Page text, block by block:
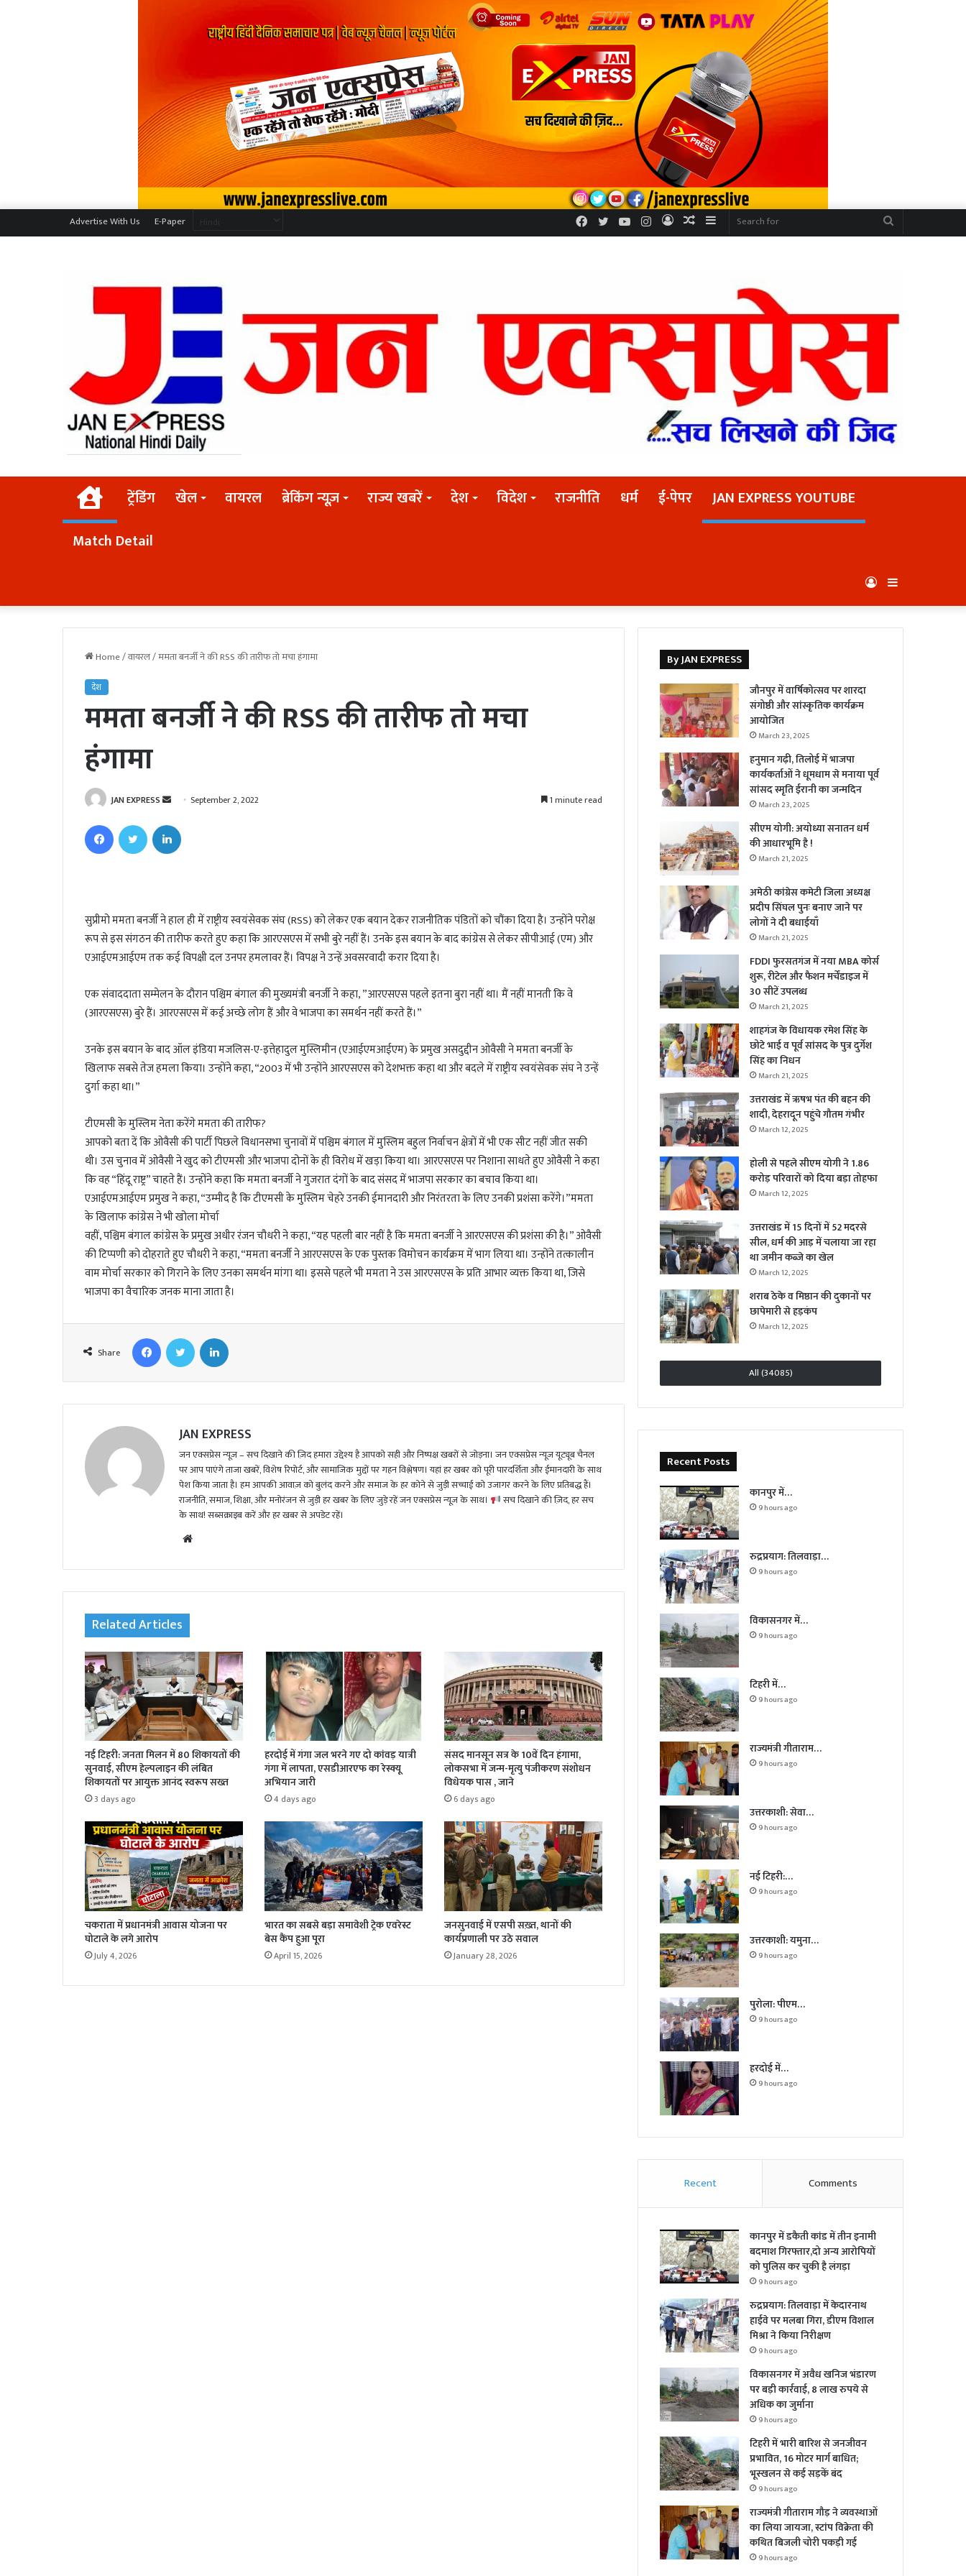
Advertise With Us E-Paper Sidebar
Random
Log
Instagram
YouTube
Twitter
Facebook
Homeट्रेंडिंग खेल वायरल ब्रेकिंग न्यूज़ राज्य खबरें देश विदेश राजनीति धर्म ई-पेपर
JAN EXPRESS YOUTUBE
Match Detail
Log
In
Home/वायरल/ममता बनर्जी ने की RSS की तारीफ तो मचा हंगामा
देश
ममता बनर्जी ने की RSS की तारीफ तो मचा
हंगामा
JAN EXPRESS
d
m
a
i
September 2, 2022 1 minute read
सुप्रीमो ममता बनर्जी ने हाल ही में राष्ट्रीय स्वयंसेवक संघ (RSS) को लेकर एक बयान देकर राजनीतिक पंडितों को चौंका दिया है। उन्होंने परोक्ष
रूप से इस संगठन की तारीफ करते हुए कहा कि आरएसएस में सभी बुरे नहीं हैं। उनके इस बयान के बाद कांग्रेस से लेकर सीपीआई (एम) और
एआईएमआईएम तक कई विपक्षी दल उनपर हमलावर हैं। विपक्ष ने उन्हें अवसरवादी करार दिया है।
एक संवाददाता सम्मेलन के दौरान पश्चिम बंगाल की मुख्यमंत्री बनर्जी ने कहा, ”आरएसएस पहले इतना बुरा नहीं था। मैं नहीं मानती कि वे
(आरएसएस) बुरे हैं। आरएसएस में कई अच्छे लोग हैं और वे भाजपा का समर्थन नहीं करते हैं।”
उनके इस बयान के बाद ऑल इंडिया मजलिस-ए-इत्तेहादुल मुस्लिमीन (एआईएमआईएम) के प्रमुख असदुद्दीन ओवैसी ने ममता बनर्जी के
खिलाफ सबसे तेज हमला किया। उन्होंने कहा, “2003 में भी उन्होंने आरएसएस को देशभक्त कहा था और बदले में राष्ट्रीय स्वयंसेवक संघ ने उन्हें
दुर्गा कहा था।”
टीएमसी के मुस्लिम नेता करेंगे ममता की तारीफ?
आपको बता दें कि ओवैसी की पार्टी पिछले विधानसभा चुनावों में पश्चिम बंगाल में मुस्लिम बहुल निर्वाचन क्षेत्रों में भी एक सीट नहीं जीत सकी
थी। उस चुनाव में ओवैसी ने खुद को टीएमसी और भाजपा दोनों के ही विरोध में खड़ा किया था। आरएसएस पर निशाना साधते हुए ओवैसी ने कहा
कि वह “हिंदू राष्ट्र” चाहते हैं। उन्होंने कहा कि ममता बनर्जी ने गुजरात दंगों के बाद संसद में भाजपा सरकार का बचाव किया था।
एआईएमआईएम प्रमुख ने कहा, “उम्मीद है कि टीएमसी के मुस्लिम चेहरे उनकी ईमानदारी और निरंतरता के लिए उनकी प्रशंसा करेंगे।”ममता
के खिलाफ कांग्रेस ने भी खोला मोर्चा
वहीं, पश्चिम बंगाल कांग्रेस के प्रमुख अधीर रंजन चौधरी ने कहा, “यह पहली बार नहीं है कि ममता बनर्जी ने आरएसएस की प्रशंसा की है।” ओवैसी
की टिप्पणी को दोहराते हुए चौधरी ने कहा, “ममता बनर्जी ने आरएसएस के एक पुस्तक विमोचन कार्यक्रम में भाग लिया था। उन्होंने तत्कालीन
वाम मोर्चा सरकार को गिराने के लिए उनका समर्थन मांगा था। इससे पहले भी ममता ने उस आरएसएस के प्रति आभार व्यक्त किया था, जिसे
भाजपा का वैचारिक जनक माना जाता है।
Share
JAN EXPRESS
जन एक्सप्रेस न्यूज़ – सच दिखाने की ज़िद हमारा उद्देश्य है आपको सही और निष्पक्ष खबरों से जोड़ना। जन एक्सप्रेस न्यूज़ यूट्यूब चैनल
पर आप पाएंगे ताजा खबरें, विशेष रिपोर्ट, और सामाजिक मुद्दों पर गहन विश्लेषण। यहां हर खबर को पूरी पारदर्शिता और ईमानदारी के साथ
पेश किया जाता है। हम आपकी आवाज़ को बुलंद करने और समाज के हर कोने से जुड़ी सच्चाई को उजागर करने के लिए प्रतिबद्ध हैं।
राजनीति, समाज, शिक्षा, और मनोरंजन से जुड़ी हर खबर के लिए जुड़े रहें जन एक्सप्रेस न्यूज़ के साथ।
सच दिखाने की ज़िद, हर सच
के साथ! सब्सक्राइब करें और हर खबर से अपडेट रहें।
te
Related Articles
नई टिहरी: जनता मिलन में 80 शिकायतों की
सुनवाई, सीएम हेल्पलाइन की लंबित
शिकायतों पर आयुक्त आनंद स्वरूप सख्त
3 days ago
हरदोई में गंगा जल भरने गए दो कांवड़ यात्री
गंगा में लापता, एसडीआरएफ का रेस्क्यू
अभियान जारी
4 days ago
संसद मानसून सत्र के 10वें दिन हंगामा,
लोकसभा में जन्म-मृत्यु पंजीकरण संशोधन
विधेयक पास , जाने
6 days ago
चकराता में प्रधानमंत्री आवास योजना पर
घोटाले के लगे आरोप
July 4, 2026
भारत का सबसे बड़ा समावेशी ट्रेक एवरेस्ट
बेस कैंप हुआ पूरा
April 15, 2026
जनसुनवाई में एसपी सख़्त, थानों की
कार्यप्रणाली पर उठे सवाल
January 28, 2026
By JAN EXPRESS
जौनपुर में वार्षिकोत्सव पर शारदा
संगोष्ठी और सांस्कृतिक कार्यक्रम
आयोजित
March 23, 2025
हनुमान गढ़ी, तिलोई में भाजपा
कार्यकर्ताओं ने धूमधाम से मनाया पूर्व
सांसद स्मृति ईरानी का जन्मदिन
March 23, 2025
सीएम योगी: अयोध्या सनातन धर्म
की आधारभूमि है !
March 21, 2025
अमेठी कांग्रेस कमेटी जिला अध्यक्ष
प्रदीप सिंघल पुनः बनाए जाने पर
लोगों ने दी बधाईयाँ
March 21, 2025
FDDI फुरसतगंज में नया MBA कोर्स
शुरू, रीटेल और फैशन मर्चेंडाइज में
30 सीटें उपलब्ध
March 21, 2025
शाहगंज के विधायक रमेश सिंह के
छोटे भाई व पूर्व सांसद के पुत्र दुर्गेश
सिंह का निधन
March 21, 2025
उत्तराखंड में ऋषभ पंत की बहन की
शादी, देहरादून पहुंचे गौतम गंभीर
March 12, 2025
होली से पहले सीएम योगी ने 1.86
करोड़ परिवारों को दिया बड़ा तोहफा
March 12, 2025
उत्तराखंड में 15 दिनों में 52 मदरसे
सील, धर्म की आड़ में चलाया जा रहा
था जमीन कब्जे का खेल
March 12, 2025
शराब ठेके व मिष्ठान की दुकानों पर
छापेमारी से हड़कंप
March 12, 2025
All (34085)
Recent Posts
कानपुर में…
9 hours ago
रुद्रप्रयाग: तिलवाड़ा…
9 hours ago
विकासनगर में…
9 hours ago
टिहरी में…
9 hours ago
राज्यमंत्री गीताराम…
9 hours ago
उत्तरकाशी: सेवा…
9 hours ago
नई टिहरी:…
9 hours ago
उत्तरकाशी: यमुना…
9 hours ago
पुरोला: पीएम…
9 hours ago
हरदोई में…
9 hours ago
Recent Comments
कानपुर में डकैती कांड में तीन इनामी
बदमाश गिरफ्तार,दो अन्य आरोपियों
को पुलिस कर चुकी है लंगड़ा
9 hours ago
रुद्रप्रयाग: तिलवाड़ा में केदारनाथ
हाईवे पर मलबा गिरा, डीएम विशाल
मिश्रा ने किया निरीक्षण
9 hours ago
विकासनगर में अवैध खनिज भंडारण
पर बड़ी कार्रवाई, 8 लाख रुपये से
अधिक का जुर्माना
9 hours ago
टिहरी में भारी बारिश से जनजीवन
प्रभावित, 16 मोटर मार्ग बाधित;
भूस्खलन से कई सड़कें बंद
9 hours ago
राज्यमंत्री गीताराम गौड़ ने व्यवस्थाओं
का लिया जायजा, स्टांप विक्रेता की
कथित बिजली चोरी पकड़ी गई
9 hours ago